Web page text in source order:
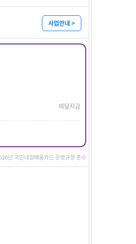
사업안내 >
매달지급
년 국민내일배움카드 운영규정 준수